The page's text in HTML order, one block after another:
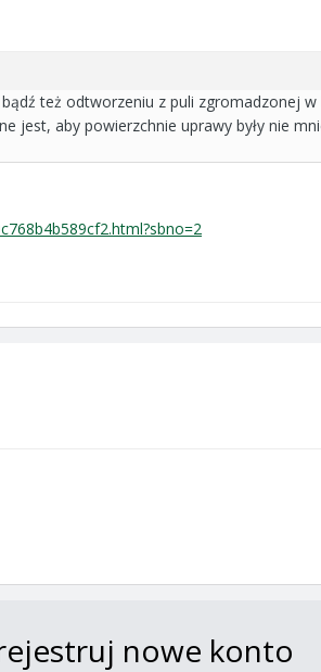
też odtworzeniu z puli zgromadzonej w
jest, aby powierzchnie uprawy były nie
nowe konto